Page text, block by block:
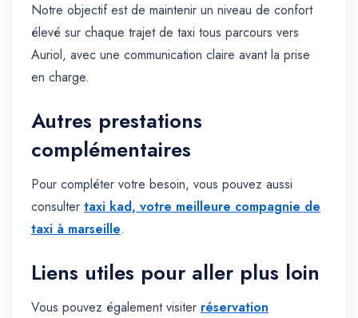
Notre objectif est de maintenir un niveau de confort
élevé sur chaque trajet de taxi tous parcours vers
Auriol, avec une communication claire avant la prise
en charge.
Autres prestations
complémentaires
Pour compléter votre besoin, vous pouvez aussi
consulter taxi kad, votre meilleure compagnie de
taxi à marseille.
Liens utiles pour aller plus loin
Vous pouvez également visiter réservation